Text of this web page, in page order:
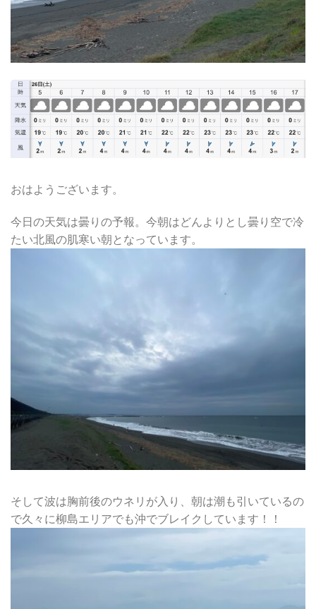
おはようございます。
今日の天気は曇りの予報。今朝はどんよりとし曇り空で冷
たい北風の肌寒い朝となっています。
そして波は胸前後のウネリが入り、朝は潮も引いているの
で久々に柳島エリアでも沖でブレイクしています！！